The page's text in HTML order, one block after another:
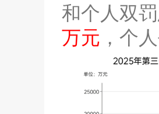
和个人双
万元 ，个